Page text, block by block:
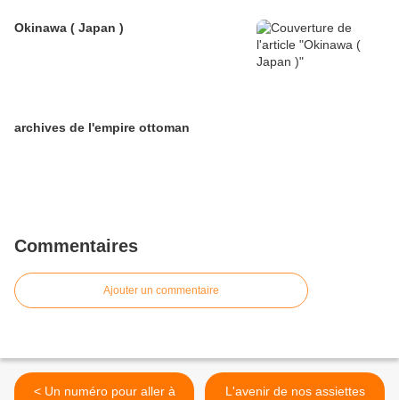
Okinawa ( Japan )
archives de l'empire ottoman
Commentaires
Ajouter un commentaire
< Un numéro pour aller à
L'avenir de nos assiettes